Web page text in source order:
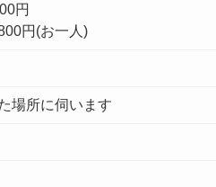
円
円(お一人)
場所に伺います